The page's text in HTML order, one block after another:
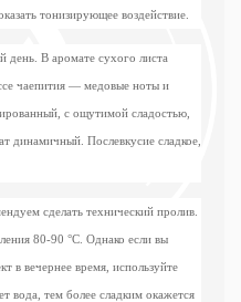
тонизирующее воздействие.
В аромате сухого листа
чаепития — медовые ноты и
с ощутимой сладостью,
динамичный. Послевкусие сладкое,
сделать технический пролив.
80-90 °C . Однако если вы
в вечернее время, используйте
вода, тем более сладким окажется